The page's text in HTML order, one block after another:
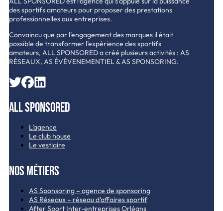
des sportifs amateurs pour proposer des prestations
professionnelles aux entreprises.
Convaincu que par l’engagement des marques il était
possible de transformer l’expérience des sportifs
amateurs, ALL SPONSORED a créé plusieurs activités : AS
RÉSEAUX, AS ÉVÈVENEMENTIEL & AS SPONSORING.
All Sponsored
L’agence
Le club house
Le vestiaire
Nos métiers
AS Sponsoring – agence de sponsoring
AS Réseaux – réseau d’affaires sportif
After Sport Inter-entreprises Orléans